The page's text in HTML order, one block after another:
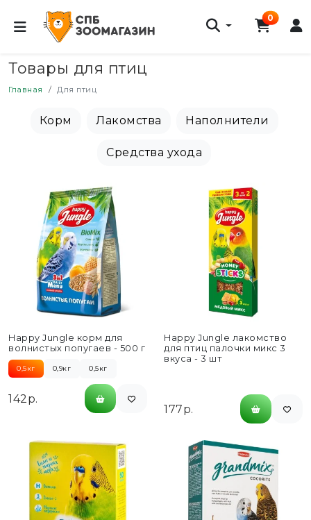
0
Товары для птиц
Главная Для птиц
Корм Лакомства Наполнители
Средства ухода
Happy Jungle корм для
волнистых попугаев - 500 г
0,5кг 0,9кг 0,5кг
142р.
Happy Jungle лакомство
для птиц палочки микс 3
вкуса - 3 шт
177р.